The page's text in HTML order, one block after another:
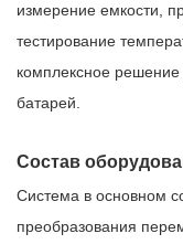
измерение емкости,
тестирование
комплексное решение
батарей.
Состав
Система в основном
преобразования